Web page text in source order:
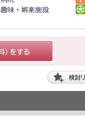
趣味・娯楽施設